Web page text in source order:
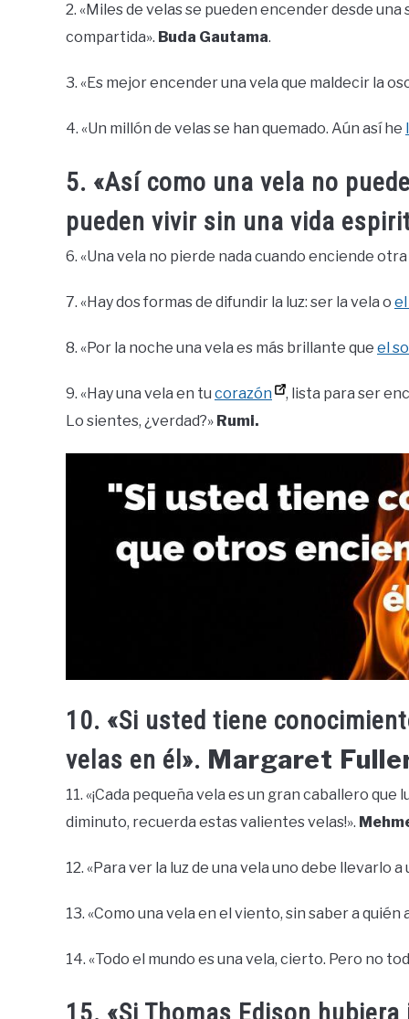
2. «Miles de velas se pueden encender desde
compartida». Buda Gautama.
3. «Es mejor encender una vela que maldecir la
4. «Un millón de velas se han quemado. Aún así he
5. «Así como una vela no
pueden vivir sin una vida
6. «Una vela no pierde nada cuando enciende
7. «Hay dos formas de difundir la luz: ser la vela o
8. «Por la noche una vela es más brillante que el
9. «Hay una vela en tu corazón
, lista para ser
Lo sientes, ¿verdad?» Rumi.
10. «Si usted tiene
velas en él». Margaret
11. «¡Cada pequeña vela es un gran caballero
diminuto, recuerda estas valientes velas!».
12. «Para ver la luz de una vela uno debe llevarlo
13. «Como una vela en el viento, sin saber a
14. «Todo el mundo es una vela, cierto. Pero no
15. «Si Thomas Edison